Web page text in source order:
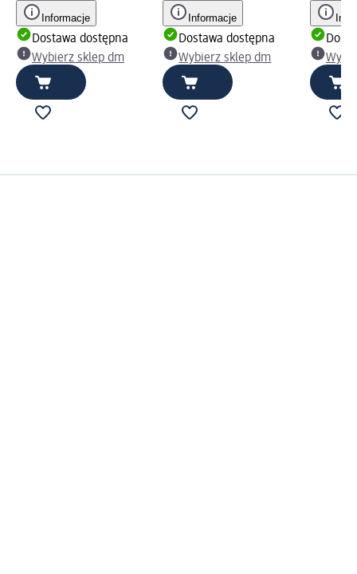
Informacje
Dostawa dostępna
Wybierz sklep dm
Informacje
Dostawa dostępna
Wybierz sklep dm